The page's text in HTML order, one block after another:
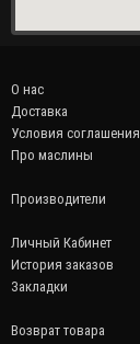
О нас
Доставка
Условия соглашения
Про маслины
Производители
Личный Кабинет
История заказов
Закладки
Возврат товара